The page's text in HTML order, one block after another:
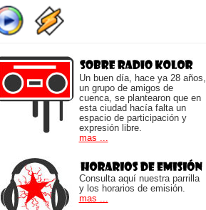
Un buen día, hace ya 28 años,
un grupo de amigos de
cuenca, se plantearon que en
esta ciudad hacía falta un
espacio de participación y
expresión libre.
mas ...
Consulta aquí nuestra parrilla
y los horarios de emisión.
mas ...